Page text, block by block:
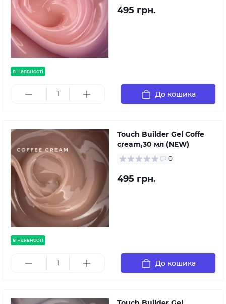
в наявності
495 грн.
До кошика
в наявності
Touch Builder Gel Coffe
cream,30 мл (NEW)
0
495 грн.
До кошика